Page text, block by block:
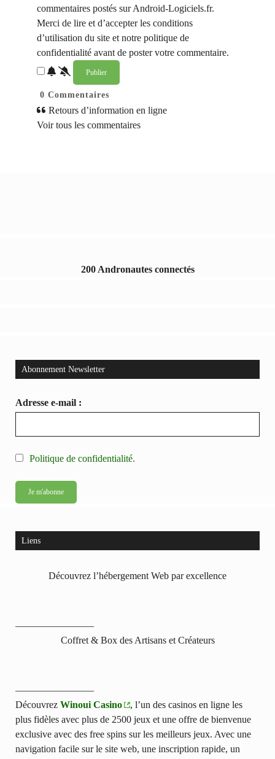
commentaires postés sur Android-Logiciels.fr.
Merci de lire et d’accepter les conditions
d’utilisation du site et notre politique de
confidentialité avant de poster votre commentaire.
0 Commentaires
Retours d’information en ligne
Voir tous les commentaires
200 Andronautes connectés
Abonnement Newsletter
Adresse e-mail :
Politique de confidentialité.
Liens
Découvrez l’hébergement Web par excellence
————————
Coffret & Box des Artisans et Créateurs
————————
Découvrez Winoui Casino
, l’un des casinos en ligne les
plus fidèles avec plus de 2500 jeux et une offre de bienvenue
exclusive avec des free spins sur les meilleurs jeux. Avec une
navigation facile sur le site web, une inscription rapide, un